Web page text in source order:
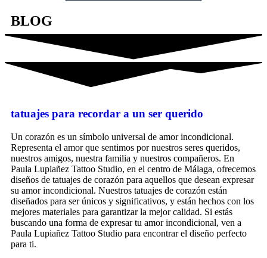
BLOG
tatuajes para recordar a un ser querido
Un corazón es un símbolo universal de amor incondicional.
Representa el amor que sentimos por nuestros seres queridos,
nuestros amigos, nuestra familia y nuestros compañeros. En
Paula Lupiañez Tattoo Studio, en el centro de Málaga, ofrecemos
diseños de tatuajes de corazón para aquellos que desean expresar
su amor incondicional. Nuestros tatuajes de corazón están
diseñados para ser únicos y significativos, y están hechos con los
mejores materiales para garantizar la mejor calidad. Si estás
buscando una forma de expresar tu amor incondicional, ven a
Paula Lupiañez Tattoo Studio para encontrar el diseño perfecto
para ti.